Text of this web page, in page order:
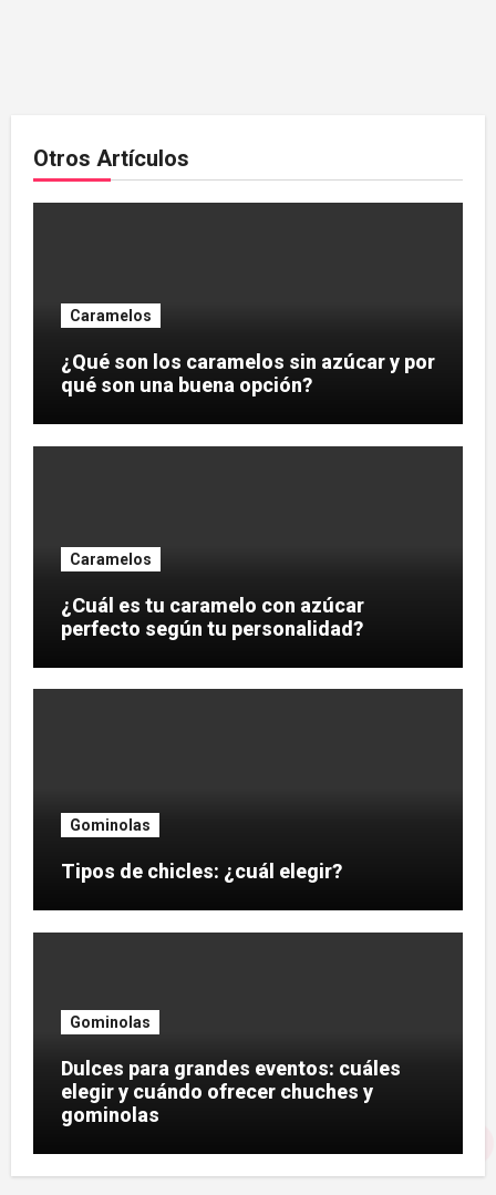
Otros Artículos
Caramelos
¿Qué son los caramelos sin azúcar y por
qué son una buena opción?
Caramelos
¿Cuál es tu caramelo con azúcar
perfecto según tu personalidad?
Gominolas
Tipos de chicles: ¿cuál elegir?
Gominolas
Dulces para grandes eventos: cuáles
elegir y cuándo ofrecer chuches y
gominolas